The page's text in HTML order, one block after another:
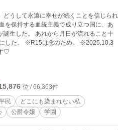
どうして永遠に幸せが続くことを信じられ
誕生した。 あれから月日が流れること十
♡
位 / 66,363件
民
どこにも染まれない私
公爵令嬢 学園